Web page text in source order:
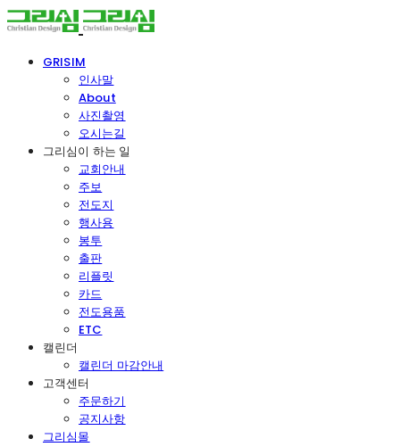
GRISIM
인사말
About
사진촬영
오시는길
그리심이 하는 일
교회안내
주보
전도지
행사용
봉투
출판
리플릿
카드
전도용품
ETC
캘린더
캘린더 마감안내
고객센터
주문하기
공지사항
그리심몰